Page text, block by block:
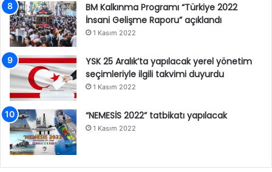
BM Kalkınma Programı “Türkiye 2022
İnsani Gelişme Raporu” açıklandı
1 Kasım 2022
YSK 25 Aralık’ta yapılacak yerel yönetim
seçimleriyle ilgili takvimi duyurdu
1 Kasım 2022
“NEMESİS 2022” tatbikatı yapılacak
1 Kasım 2022